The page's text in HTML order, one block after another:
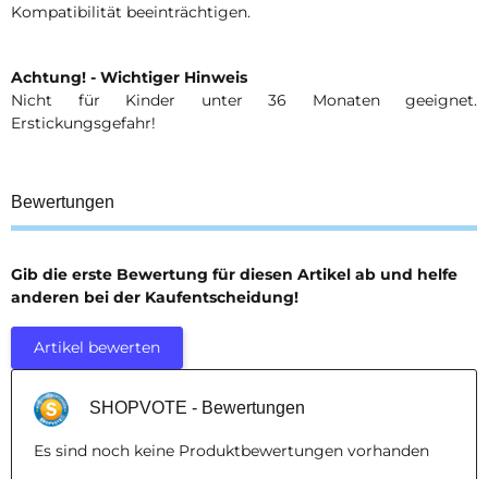
Kompatibilität beeinträchtigen.
Achtung! - Wichtiger Hinweis
Nicht für Kinder unter 36 Monaten geeignet.
Erstickungsgefahr!
Bewertungen
Gib die erste Bewertung für diesen Artikel ab und helfe
anderen bei der Kaufentscheidung!
Artikel bewerten
SHOPVOTE - Bewertungen
Es sind noch keine Produktbewertungen vorhanden